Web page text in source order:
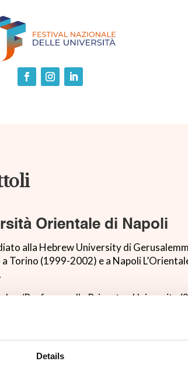
Details
Orientale di Napoli
alla Hebrew University di
Torino (1999-2002) e a Napoli
Professor alla Princeton University
Study di Tokyo (2018),
Study di Princeton nel 2016-17. Ha
islamica in genere e, più di recente, di